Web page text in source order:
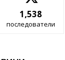
1,538
последователи